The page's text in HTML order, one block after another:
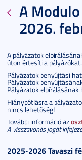
A
2026.
A pályázatok
úton értesíti a pályázókat.
Pályázatok benyújtási
Pályázatok
Pályázatok elbírálásának
Hiánypótlásra a
nincs lehetőség!
További információ az
A visszavonás jogát
2025-2026 Tavaszi